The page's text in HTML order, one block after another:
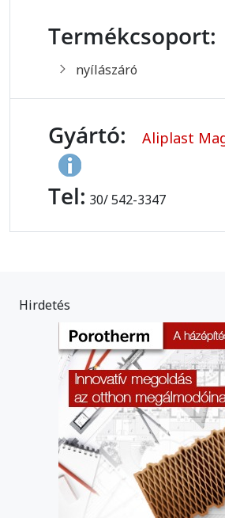
Termékcsoport:
nyílászáró
Gyártó: Aliplast
Tel: 30/ 542-3347
Hirdetés